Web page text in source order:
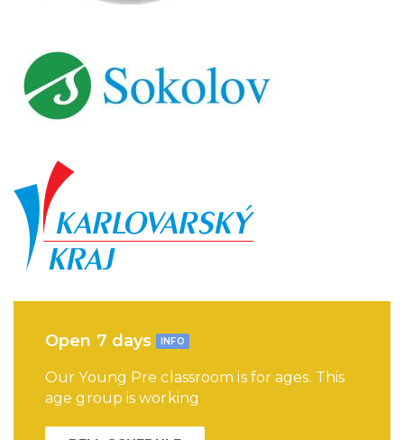
Open 7 days INFO
Our Young Pre classroom is for ages. This
age group is working